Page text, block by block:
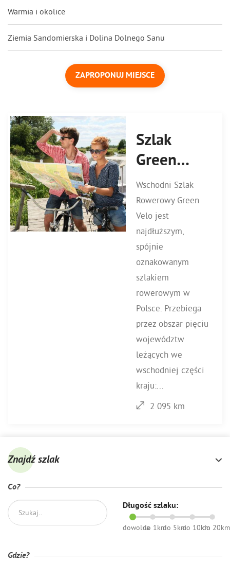
Warmia i okolice
Ziemia Sandomierska i Dolina Dolnego Sanu
ZAPROPONUJ MIEJSCE
Szlak
Green
Velo
Wschodni Szlak
Rowerowy Green
Velo jest
najdłuższym,
spójnie
oznakowanym
szlakiem
rowerowym w
Polsce. Przebiega
przez obszar pięciu
województw
leżących we
wschodniej części
kraju:...
2 095 km
Znajdź szlak
Co?
Długość szlaku:
dowolnado 1kmdo 5kmdo 10kmdo 20km
Gdzie?